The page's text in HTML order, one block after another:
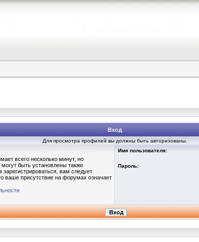
Вход
Для просмотра профилей вы должны быть авторизованы.
всего несколько минут, но
быть установлены также
вам следует
ваше присутствие на форумах означает
Имя пользователя:
Пароль: